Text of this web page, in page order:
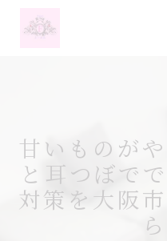
甘いものが
と耳つぼで
対策を大阪